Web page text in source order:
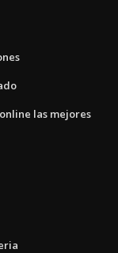
las mejores